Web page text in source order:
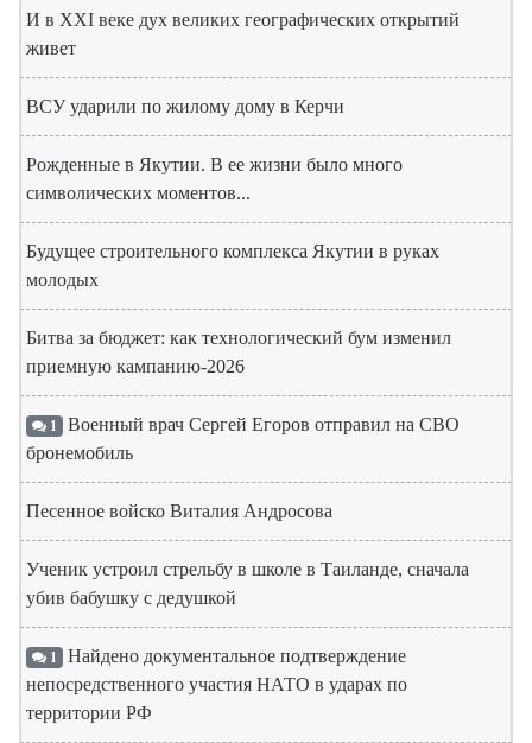
И в XXI веке дух великих географических открытий
живет
ВСУ ударили по жилому дому в Керчи
Рожденные в Якутии. В ее жизни было много
символических моментов...
Будущее строительного комплекса Якутии в руках
молодых
Битва за бюджет: как технологический бум изменил
приемную кампанию-2026
1 Военный врач Сергей Егоров отправил на СВО
бронемобиль
Песенное войско Виталия Андросова
Ученик устроил стрельбу в школе в Таиланде, сначала
убив бабушку с дедушкой
1 Найдено документальное подтверждение
непосредственного участия НАТО в ударах по
территории РФ